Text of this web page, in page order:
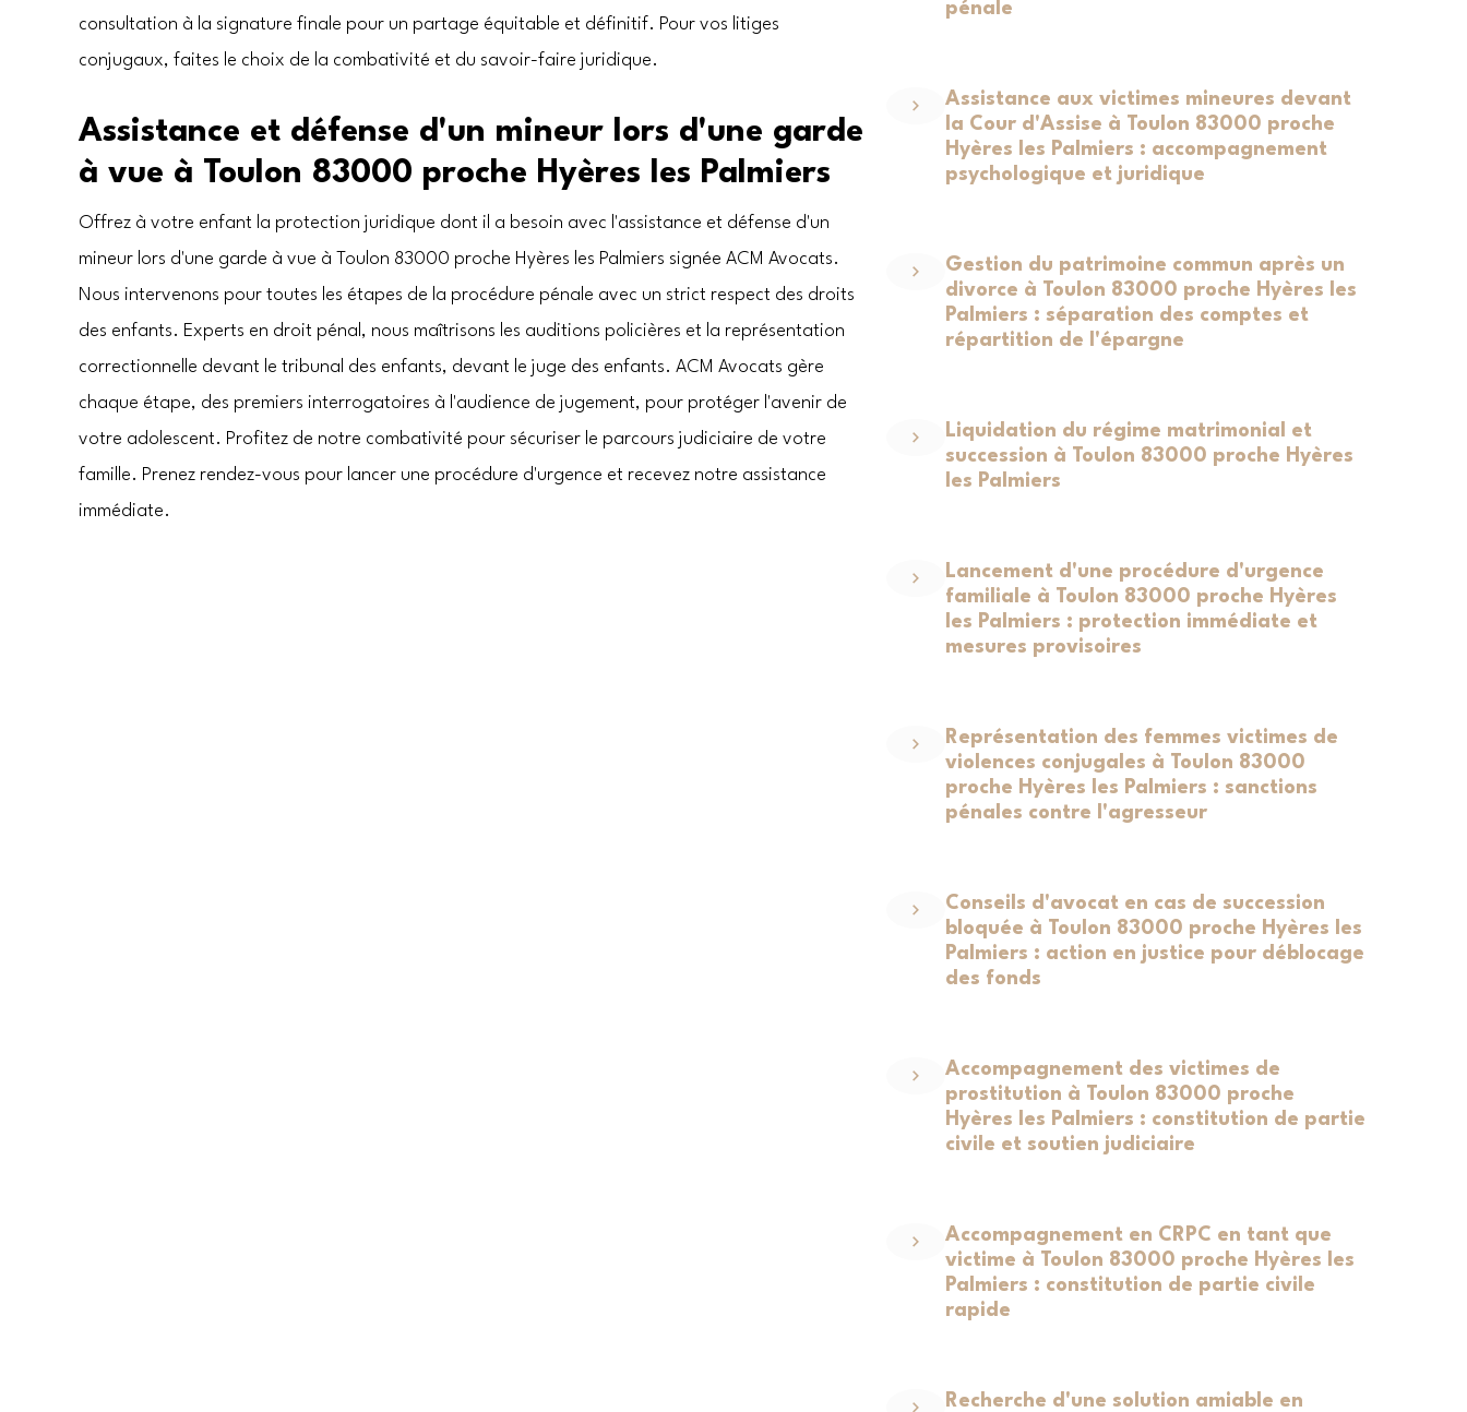
consultation à la signature finale pour un partage équitable et définitif. Pour vos litiges
conjugaux, faites le choix de la combativité et du savoir-faire juridique.
Assistance et défense d'un mineur lors d'une garde
à vue à Toulon 83000 proche Hyères les Palmiers
Offrez à votre enfant la protection juridique dont il a besoin avec l'assistance et défense d'un
mineur lors d'une garde à vue à Toulon 83000 proche Hyères les Palmiers signée ACM Avocats.
Nous intervenons pour toutes les étapes de la procédure pénale avec un strict respect des droits
des enfants. Experts en droit pénal, nous maîtrisons les auditions policières et la représentation
correctionnelle devant le tribunal des enfants, devant le juge des enfants. ACM Avocats gère
chaque étape, des premiers interrogatoires à l'audience de jugement, pour protéger l'avenir de
votre adolescent. Profitez de notre combativité pour sécuriser le parcours judiciaire de votre
famille. Prenez rendez-vous pour lancer une procédure d'urgence et recevez notre assistance
immédiate.
pénale
Assistance aux victimes mineures devant
la Cour d'Assise à Toulon 83000 proche
Hyères les Palmiers : accompagnement
psychologique et juridique
Gestion du patrimoine commun après un
divorce à Toulon 83000 proche Hyères les
Palmiers : séparation des comptes et
répartition de l'épargne
Liquidation du régime matrimonial et
succession à Toulon 83000 proche Hyères
les Palmiers
Lancement d'une procédure d'urgence
familiale à Toulon 83000 proche Hyères
les Palmiers : protection immédiate et
mesures provisoires
Représentation des femmes victimes de
violences conjugales à Toulon 83000
proche Hyères les Palmiers : sanctions
pénales contre l'agresseur
Conseils d'avocat en cas de succession
bloquée à Toulon 83000 proche Hyères les
Palmiers : action en justice pour déblocage
des fonds
Accompagnement des victimes de
prostitution à Toulon 83000 proche
Hyères les Palmiers : constitution de partie
civile et soutien judiciaire
Accompagnement en CRPC en tant que
victime à Toulon 83000 proche Hyères les
Palmiers : constitution de partie civile
rapide
Recherche d'une solution amiable en